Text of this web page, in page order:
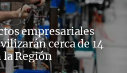
empresariales
cerca de 14
Región